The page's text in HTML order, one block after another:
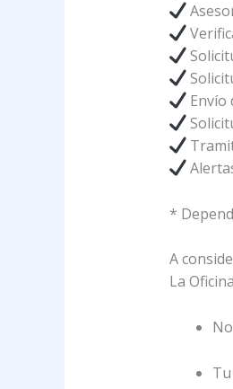
Envío
*
A
La